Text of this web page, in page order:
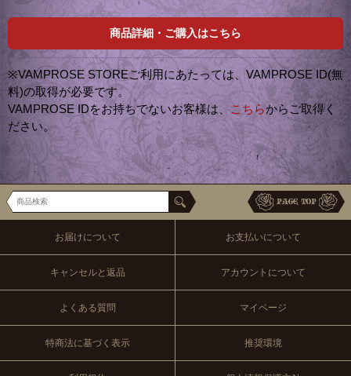
商品詳細・ご購入はこちら
※VAMPROSE STOREご利用にあたっては、VAMPROSE ID(無
料)の取得が必要です。
VAMPROSE IDをお持ちでないお客様は、 こちらからご取得く
ださい。
お届けについて お支払いについて
キャンセルと返品 アカウントについて
よくある質問 マイページ
特商法に基づく表示 推奨環境